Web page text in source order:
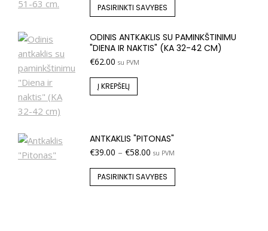
PASIRINKTI SAVYBES
ODINIS ANTKAKLIS SU PAMINKŠTINIMU
"DIENA IR NAKTIS" (KA 32-42 CM)
€62.00 su PVM
Į KREPŠELĮ
ANTKAKLIS "PITONAS"
€39.00 – €58.00 su PVM
PASIRINKTI SAVYBES